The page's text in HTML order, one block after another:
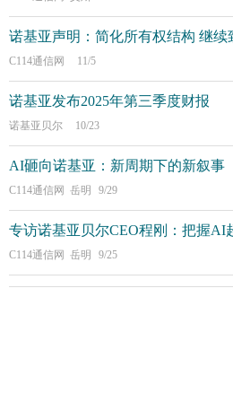
诺基亚声明：简化所有权结构 继续
C114通信网 11/5
诺基亚发布2025年第三季度财报
诺基亚贝尔 10/23
AI砸向诺基亚：新周期下的新叙事
C114通信网 岳明 9/29
专访诺基亚贝尔CEO程刚：把握AI
C114通信网 岳明 9/25